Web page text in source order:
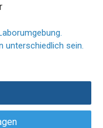
unterschiedlich sein.